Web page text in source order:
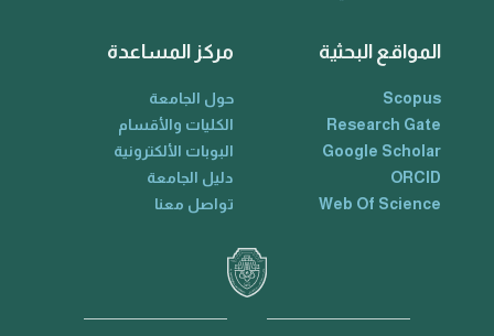
المواقع البحثية
Scopus
Research Gate
Google Scholar
ORCID
Web Of Science
مركز المساعدة
حول الجامعة
الكليات والأقسام
البوبات الألكترونية
دليل الجامعة
تواصل معنا